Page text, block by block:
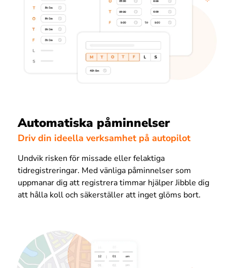
Automatiska påminnelser
Driv din ideella verksamhet på autopilot
Undvik risken för missade eller felaktiga
tidregistreringar. Med vänliga påminnelser som
uppmanar dig att registrera timmar hjälper Jibble dig
att hålla koll och säkerställer att inget glöms bort.